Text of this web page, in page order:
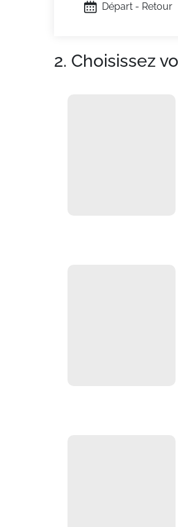
Départ - Retour
2. Choisissez